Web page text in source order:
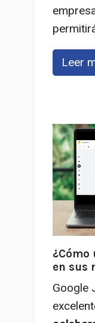
Leer
¿Cómo
en sus
Google